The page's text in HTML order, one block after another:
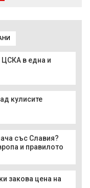
ЦСКА в една и
кулисите
със Славия?
и правилото
закова цена на